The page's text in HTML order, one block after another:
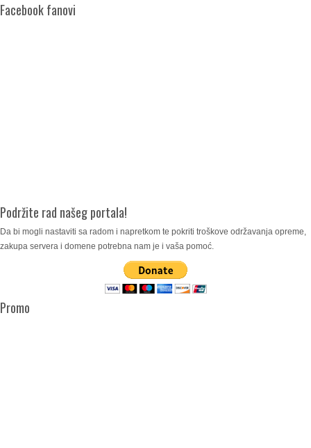
Facebook fanovi
Podržite rad našeg portala!
Da bi mogli nastaviti sa radom i napretkom te pokriti troškove održavanja opreme,
zakupa servera i domene potrebna nam je i vaša pomoć.
Promo